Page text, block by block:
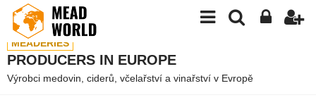
MEADERIES
PRODUCERS IN EUROPE
Výrobci medovin, ciderů, včelařství a vinařství v Evropě